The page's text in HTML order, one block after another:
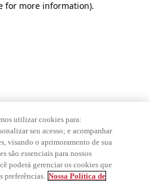
for more information).
utilizar cookies para:
seu acesso; e acompanhar
visando o aprimoramento de sua
são essenciais para nossos
poderá gerenciar os cookies que
preferências. Nossa Política de